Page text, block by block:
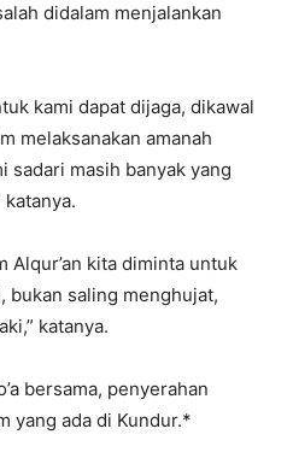
didalam menjalankan
kami dapat dijaga, dikawal
melaksanakan amanah
sadari masih banyak yang
katanya.
Alqur’an kita diminta untuk
bukan saling menghujat,
katanya.
bersama, penyerahan
yang ada di Kundur.*